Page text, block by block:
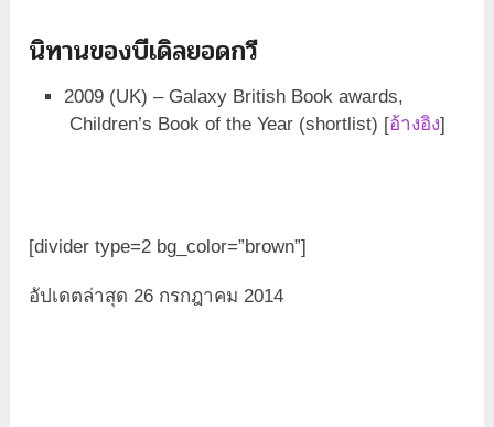
นิทานของบีเดิลยอดกวี
2009 (UK) – Galaxy British Book awards,
Children’s Book of the Year (shortlist) [อ้างอิง]
[divider type=2 bg_color=”brown”]
อัปเดตล่าสุด 26 กรกฎาคม 2014